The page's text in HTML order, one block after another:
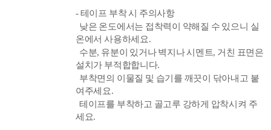
- 테이프 부착 시 주의사항
낮은 온도에서는 접착력이 약해질 수 있으니 실
온에서 사용하세요.
수분, 유분이 있거나 벽지나 시멘트, 거친 표면은
설치가 부적합합니다.
부착면의 이물질 및 습기를 깨끗이 닦아내고 붙
여주세요.
테이프를 부착하고 골고루 강하게 압착시켜 주
세요.